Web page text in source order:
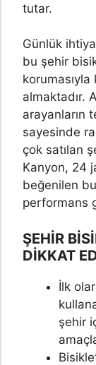
tutar.
Günlük
bu şehir
korumasıyla
almaktadır.
arayanların
sayesinde
çok satılan
Kanyon, 24
beğenilen
performans
ŞEHİR
DİKKAT
İlk
şehir